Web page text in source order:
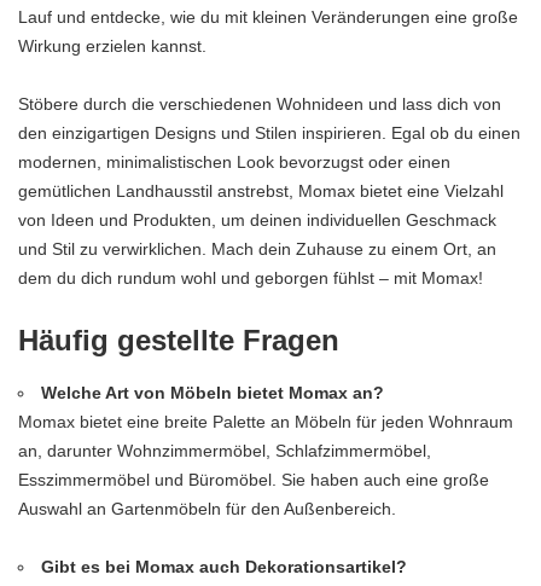
Lauf und entdecke, wie du mit kleinen Veränderungen eine große
Wirkung erzielen kannst.
Stöbere durch die verschiedenen Wohnideen und lass dich von
den einzigartigen Designs und Stilen inspirieren. Egal ob du einen
modernen, minimalistischen Look bevorzugst oder einen
gemütlichen Landhausstil anstrebst, Momax bietet eine Vielzahl
von Ideen und Produkten, um deinen individuellen Geschmack
und Stil zu verwirklichen. Mach dein Zuhause zu einem Ort, an
dem du dich rundum wohl und geborgen fühlst – mit Momax!
Häufig gestellte Fragen
Welche Art von Möbeln bietet Momax an?
Momax bietet eine breite Palette an Möbeln für jeden Wohnraum
an, darunter Wohnzimmermöbel, Schlafzimmermöbel,
Esszimmermöbel und Büromöbel. Sie haben auch eine große
Auswahl an Gartenmöbeln für den Außenbereich.
Gibt es bei Momax auch Dekorationsartikel?